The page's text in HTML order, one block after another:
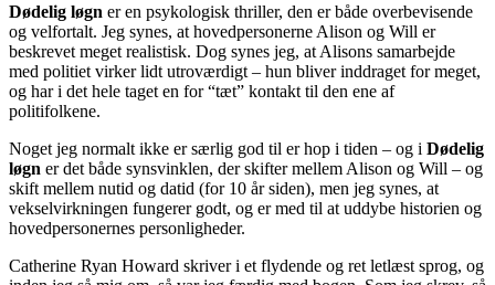
Dødelig løgn er en psykologisk thriller, den er både overbevisende
og velfortalt. Jeg synes, at hovedpersonerne Alison og Will er
beskrevet meget realistisk. Dog synes jeg, at Alisons samarbejde
med politiet virker lidt utroværdigt – hun bliver inddraget for meget,
og har i det hele taget en for “tæt” kontakt til den ene af
politifolkene.
Noget jeg normalt ikke er særlig god til er hop i tiden – og i Dødelig
løgn er det både synsvinklen, der skifter mellem Alison og Will – og
skift mellem nutid og datid (for 10 år siden), men jeg synes, at
vekselvirkningen fungerer godt, og er med til at uddybe historien og
hovedpersonernes personligheder.
Catherine Ryan Howard skriver i et flydende og ret letlæst sprog, og